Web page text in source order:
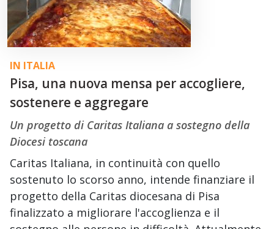
IN ITALIA
Pisa, una nuova mensa per accogliere,
sostenere e aggregare
Un progetto di Caritas Italiana a sostegno della
Diocesi toscana
Caritas Italiana, in continuità con quello
sostenuto lo scorso anno, intende finanziare il
progetto della Caritas diocesana di Pisa
finalizzato a migliorare l'accoglienza e il